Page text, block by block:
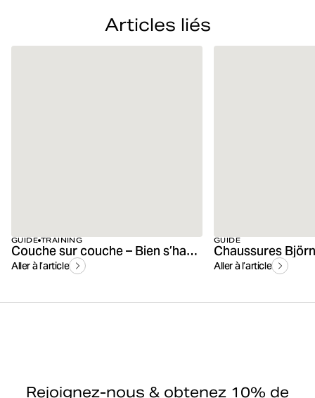
Articles liés
GUIDE TRAINING
Couche sur couche – Bien s’habiller pour le sport en plein air
Aller à l’article
GUIDE
Aller à l’article
Rejoignez-nous & obtenez 10% de